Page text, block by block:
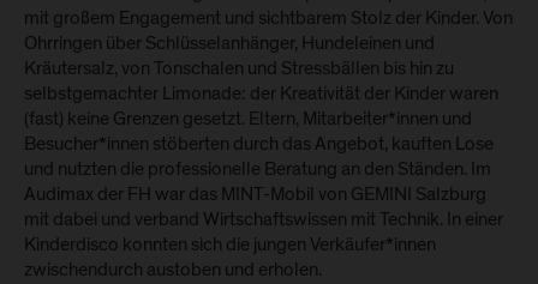
mit großem Engagement und sichtbarem Stolz der Kinder. Von
Ohrringen über Schlüsselanhänger, Hundeleinen und
Kräutersalz, von Tonschalen und Stressbällen bis hin zu
selbstgemachter Limonade: der Kreativität der Kinder waren
(fast) keine Grenzen gesetzt. Eltern, Mitarbeiter*innen und
Besucher*innen stöberten durch das Angebot, kauften Lose
und nutzten die professionelle Beratung an den Ständen. Im
Audimax der FH war das MINT-Mobil von GEMINI Salzburg
mit dabei und verband Wirtschaftswissen mit Technik. In einer
Kinderdisco konnten sich die jungen Verkäufer*innen
zwischendurch austoben und erholen.